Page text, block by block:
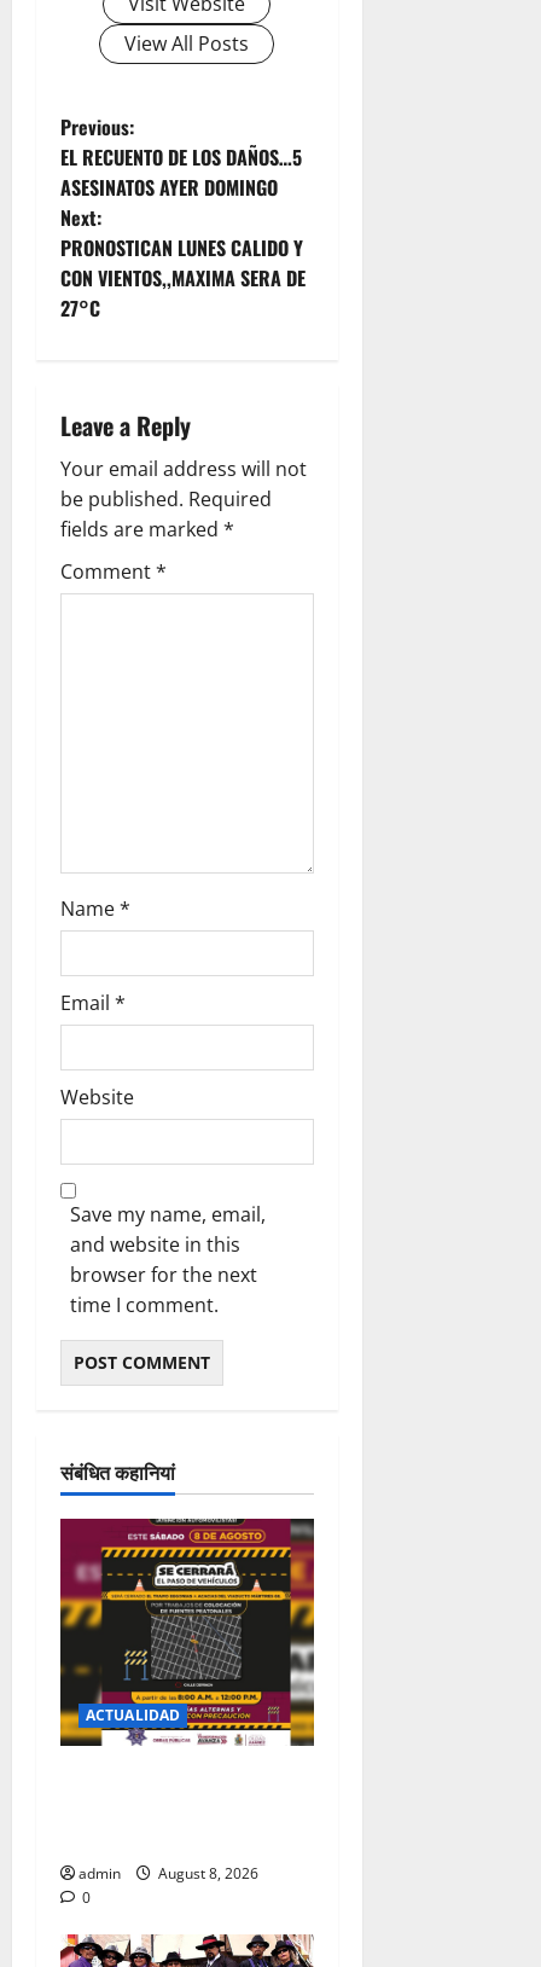
View All Posts
P
o
s
t
v
i
g
a
Previous:
EL RECUENTO DE LOS DAÑOS…5
ASESINATOS AYER DOMINGO
Next:
PRONOSTICAN LUNES CALIDO Y
CON VIENTOS,,MAXIMA SERA DE
27°C
Leave a Reply
Your email address will not
be published. Required
fields are marked *
Comment*
Name*
Email *
Website
Save my name, email,
and website in this
browser for the next
time I comment.
संबंधित कहानियां
ACTUALIDAD
admin
August 8, 2026
0